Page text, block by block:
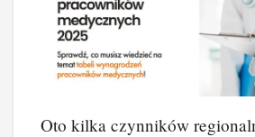
Oto kilka czynników